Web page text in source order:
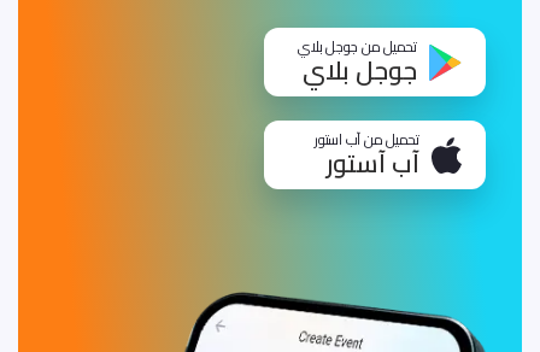
تحميل من جوجل بلاي
جوجل بلاي
تحميل من آب استور
آب آستور